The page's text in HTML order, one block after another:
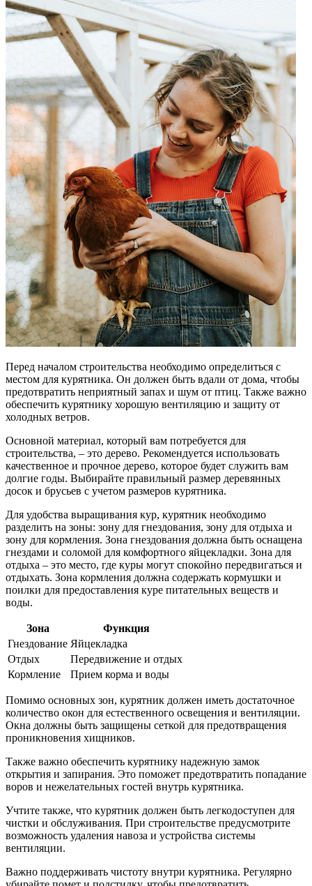
Перед началом строительства необходимо определиться с
местом для курятника. Он должен быть вдали от дома, чтобы
предотвратить неприятный запах и шум от птиц. Также важно
обеспечить курятнику хорошую вентиляцию и защиту от
холодных ветров.
Основной материал, который вам потребуется для
строительства, – это дерево. Рекомендуется использовать
качественное и прочное дерево, которое будет служить вам
долгие годы. Выбирайте правильный размер деревянных
досок и брусьев с учетом размеров курятника.
Для удобства выращивания кур, курятник необходимо
разделить на зоны: зону для гнездования, зону для отдыха и
зону для кормления. Зона гнездования должна быть оснащена
гнездами и соломой для комфортного яйцекладки. Зона для
отдыха – это место, где куры могут спокойно передвигаться и
отдыхать. Зона кормления должна содержать кормушки и
поилки для предоставления куре питательных веществ и
воды.
Зона
Функция
Гнездование Яйцекладка
Отдых
Передвижение и отдых
Кормление
Прием корма и воды
Помимо основных зон, курятник должен иметь достаточное
количество окон для естественного освещения и вентиляции.
Окна должны быть защищены сеткой для предотвращения
проникновения хищников.
Также важно обеспечить курятнику надежную замок
открытия и запирания. Это поможет предотвратить попадание
воров и нежелательных гостей внутрь курятника.
Учтите также, что курятник должен быть легкодоступен для
чистки и обслуживания. При строительстве предусмотрите
возможность удаления навоза и устройства системы
вентиляции.
Важно поддерживать чистоту внутри курятника. Регулярно